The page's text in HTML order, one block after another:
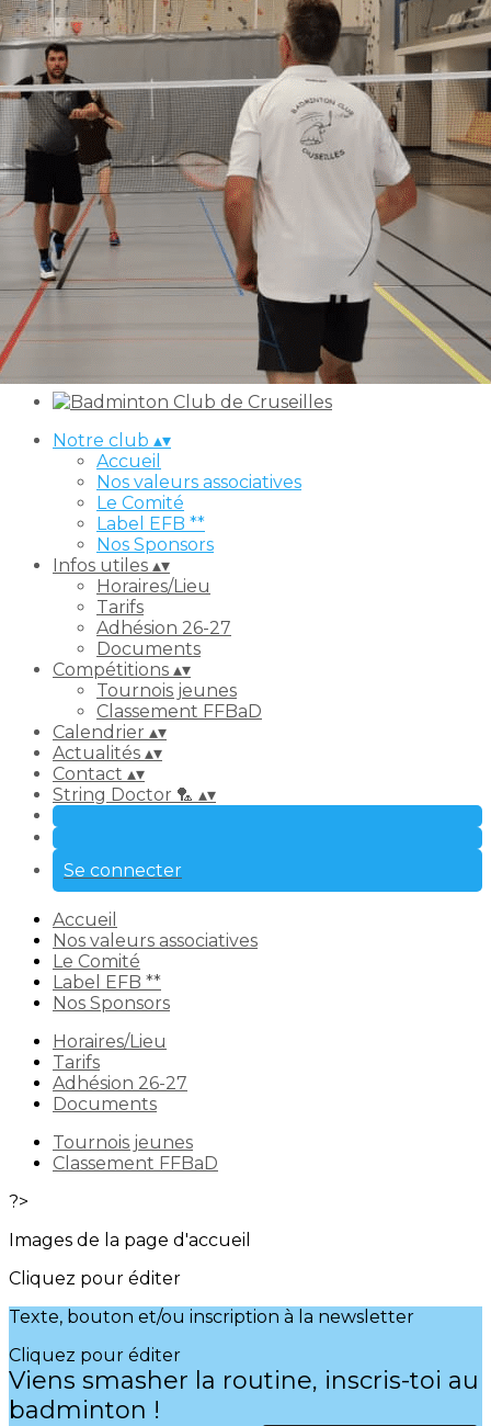
Exporter les lignes sélectionnées
Exporter toutes les colonnes
Exporter uniquement les colonnes affichées
Menu
<
>
Accueil
Nos valeurs associatives
Le Comité
Label EFB **
Nos Sponsors
Ajoutez un logo, un bouton, des réseaux sociaux
Cliquez pour éditer
Notre club ▴▾
Accueil
Nos valeurs associatives
Le Comité
Label EFB **
Nos Sponsors
Infos utiles ▴▾
Horaires/Lieu
Tarifs
Adhésion 26-27
Documents
Compétitions ▴▾
Tournois jeunes
Classement FFBaD
Calendrier ▴▾
Actualités ▴▾
Contact ▴▾
String Doctor 🏸 ▴▾
Se connecter
Accueil
Nos valeurs associatives
Le Comité
Label EFB **
Nos Sponsors
Horaires/Lieu
Tarifs
Adhésion 26-27
Documents
Tournois jeunes
Classement FFBaD
?>
Images de la page d'accueil
Cliquez pour éditer
Texte, bouton et/ou inscription à la newsletter
Cliquez pour éditer
Viens smasher la routine, inscris-toi au
badminton !